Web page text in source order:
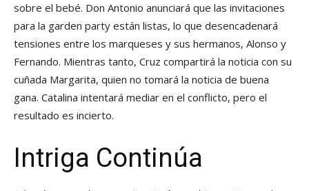
sobre el bebé. Don Antonio anunciará que las invitaciones
para la garden party están listas, lo que desencadenará
tensiones entre los marqueses y sus hermanos, Alonso y
Fernando. Mientras tanto, Cruz compartirá la noticia con su
cuñada Margarita, quien no tomará la noticia de buena
gana. Catalina intentará mediar en el conflicto, pero el
resultado es incierto.
Intriga Continúa